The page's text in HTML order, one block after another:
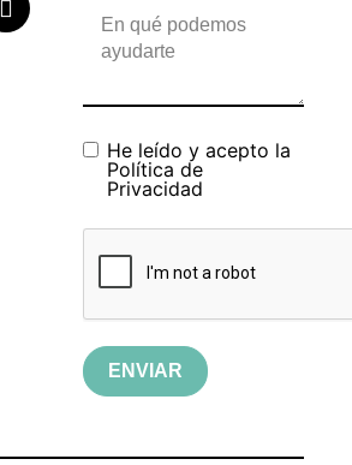
He leído y acepto la
Política de
Privacidad
ENVIAR